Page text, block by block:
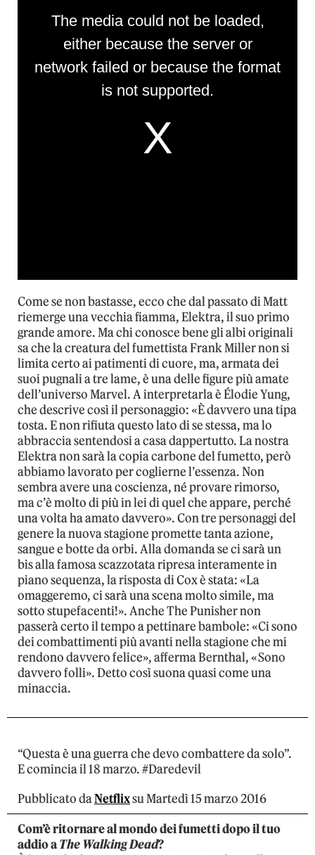
Come se non bastasse, ecco che dal passato di Matt
riemerge una vecchia fiamma, Elektra, il suo primo
grande amore. Ma chi conosce bene gli albi originali
sa che la creatura del fumettista Frank Miller non si
limita certo ai patimenti di cuore, ma, armata dei
suoi pugnali a tre lame, è una delle figure più amate
dell’universo Marvel. A interpretarla è Élodie Yung,
che descrive così il personaggio: «È davvero una tipa
tosta. E non rifiuta questo lato di se stessa, ma lo
abbraccia sentendosi a casa dappertutto. La nostra
Elektra non sarà la copia carbone del fumetto, però
abbiamo lavorato per coglierne l’essenza. Non
sembra avere una coscienza, né provare rimorso,
ma c’è molto di più in lei di quel che appare, perché
una volta ha amato davvero». Con tre personaggi del
genere la nuova stagione promette tanta azione,
sangue e botte da orbi. Alla domanda se ci sarà un
bis alla famosa scazzotata ripresa interamente in
piano sequenza, la risposta di Cox è stata: «La
omaggeremo, ci sarà una scena molto simile, ma
sotto stupefacenti!». Anche The Punisher non
passerà certo il tempo a pettinare bambole: «Ci sono
dei combattimenti più avanti nella stagione che mi
rendono davvero felice», afferma Bernthal, «Sono
davvero folli». Detto così suona quasi come una
minaccia.
“Questa è una guerra che devo combattere da solo”.
E comincia il 18 marzo. #Daredevil
Pubblicato daNetflixsu Martedì 15 marzo 2016
Com’è ritornare al mondo dei fumetti dopo il tuo
addio aThe Walking Dead?